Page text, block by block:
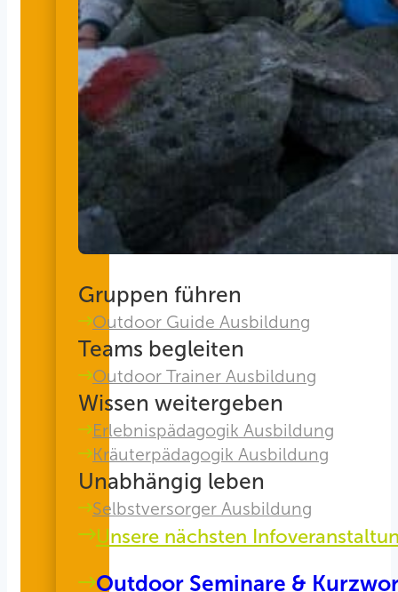
Gruppen führen
Outdoor Guide Ausbildung
Teams begleiten
Outdoor Trainer Ausbildung
Wissen weitergeben
Erlebnispädagogik Ausbildung
Kräuterpädagogik Ausbildung
Unabhängig leben
Selbstversorger Ausbildung
Unsere nächsten
Outdoor Seminare &